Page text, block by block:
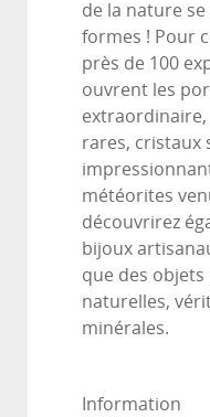
de la nature
formes ! Pour
près de 100
ouvrent les
rares, cristaux
météorites
découvrirez
bijoux
que des
naturelles,
minérales.
Information